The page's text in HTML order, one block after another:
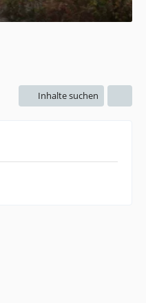
Inhalte suchen